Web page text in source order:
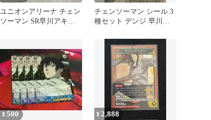
ユニオンアリーナ チェン
ソーマン SR早川アキ
チェンソーマン シール 3
種セット デンジ 早川ア
¥500 ¥ 2,888